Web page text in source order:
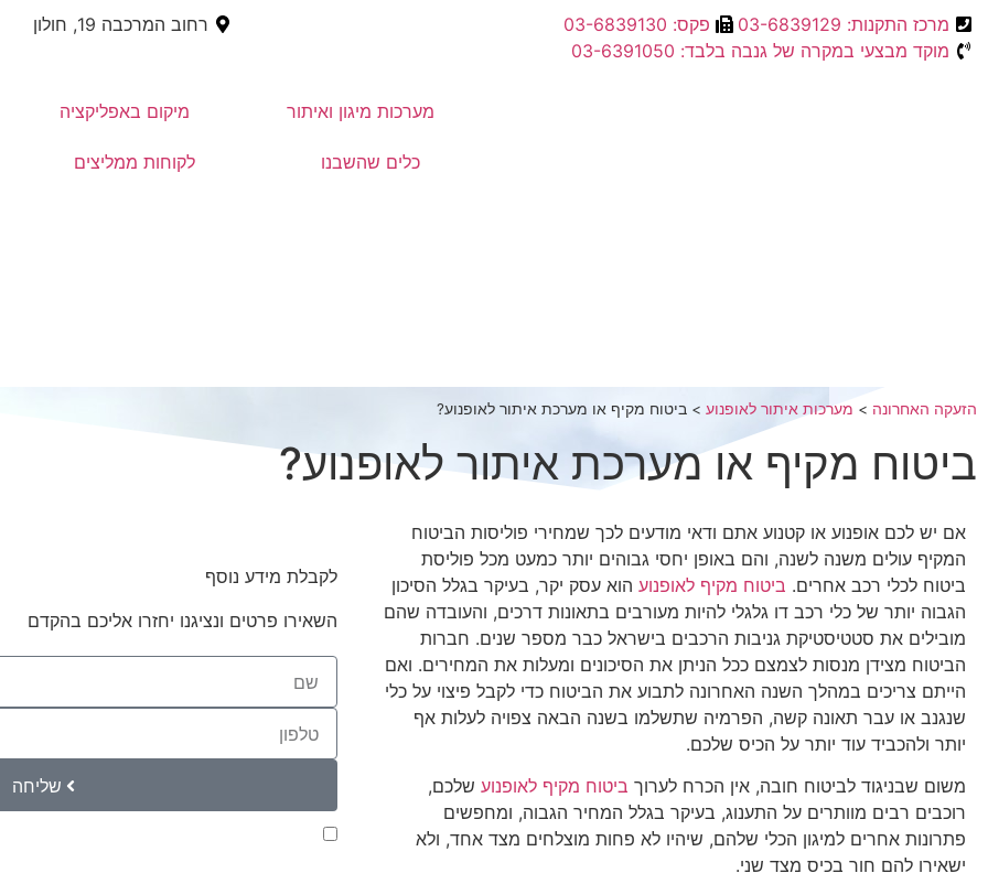
מרכז התקנות: 03-6839129
פקס: 03-6839130
מוקד מבצעי במקרה של גנבה בלבד: 03-6391050
רחוב המרכבה 19, חולון
מערכות מיגון ואיתור מיקום באפליקציה
כלים שהשבנו לקוחות ממליצים
הזעקה האחרונה > מערכות איתור לאופנוע > ביטוח מקיף או מערכת איתור לאופנוע?
ביטוח מקיף או מערכת איתור לאופנוע?
אם יש לכם אופנוע או קטנוע אתם ודאי מודעים לכך שמחירי פוליסות הביטוח
המקיף עולים משנה לשנה, והם באופן יחסי גבוהים יותר כמעט מכל פוליסת
ביטוח לכלי רכב אחרים. ביטוח מקיף לאופנוע הוא עסק יקר, בעיקר בגלל הסיכון
הגבוה יותר של כלי רכב דו גלגלי להיות מעורבים בתאונות דרכים, והעובדה שהם
מובילים את סטטיסטיקת גניבות הרכבים בישראל כבר מספר שנים. חברות
הביטוח מצידן מנסות לצמצם ככל הניתן את הסיכונים ומעלות את המחירים. ואם
הייתם צריכים במהלך השנה האחרונה לתבוע את הביטוח כדי לקבל פיצוי על כלי
שנגנב או עבר תאונה קשה, הפרמיה שתשלמו בשנה הבאה צפויה לעלות אף
יותר ולהכביד עוד יותר על הכיס שלכם.
משום שבניגוד לביטוח חובה, אין הכרח לערוך ביטוח מקיף לאופנוע שלכם,
רוכבים רבים מוותרים על התענוג, בעיקר בגלל המחיר הגבוה, ומחפשים
פתרונות אחרים למיגון הכלי שלהם, שיהיו לא פחות מוצלחים מצד אחד, ולא
ישאירו להם חור בכיס מצד שני.
לקבלת מידע נוסף
השאירו פרטים ונציגנו יחזרו אליכם בהקדם
שליחה